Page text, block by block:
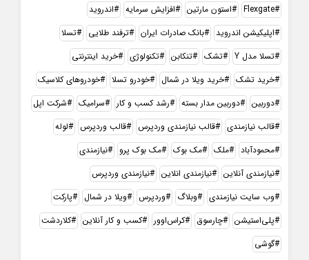
Flexgate استون مارتین افزایش سرمایه
اندروید
اپلیکیشن اندروید
بانک صادرات ایران ترفند طلایی
تسلا
تسلا مدل Y
تشک تنکابن تکنولوژی
خرید اینترنتی
خرید تشک
خرید ویلا در شمال خودرو تسلا
خودروهای کلاسیک
دوربین
دوربین مدار بسته رشد کسب و کار سرامیک
شرکت اپل
قالب نیازمندی
قالب نیازمندی وردپرس قالب وردپرس
لوله
محمودآباد
ملک مک بوک مک بوک پرو
نیازمندی
نیازمندی آنلاین
نیازمندی انلاین
نیازمندی وردپرس
وب سایت نیازمندی
وبلاگ وردپرس ویلا در شمال
پارکت
پلی‌استیشن
چارسوق کراس‌اوور کسب و کار آنلاین
کلاردشت
گوشی